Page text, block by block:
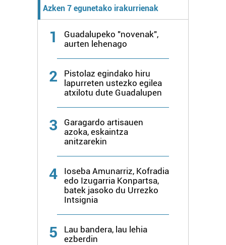
Azken 7 egunetako irakurrienak
1
Guadalupeko "novenak",
aurten lehenago
2
Pistolaz egindako hiru
lapurreten ustezko egilea
atxilotu dute Guadalupen
3
Garagardo artisauen
azoka, eskaintza
anitzarekin
4
Ioseba Amunarriz, Kofradia
edo Izugarria Konpartsa,
batek jasoko du Urrezko
Intsignia
5
Lau bandera, lau lehia
ezberdin